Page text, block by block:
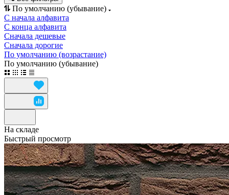
По умолчанию (убывание)
С начала алфавита
С конца алфавита
Сначала дешевые
Сначала дорогие
По умолчанию (возрастание)
По умолчанию (убывание)
На складе
Быстрый просмотр